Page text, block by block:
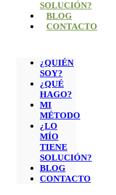
SOLUCIÓN?
BLOG
CONTACTO
¿QUIÉN
SOY?
¿QUÉ
HAGO?
MI
MÉTODO
¿LO
MÍO
TIENE
SOLUCIÓN?
BLOG
CONTACTO